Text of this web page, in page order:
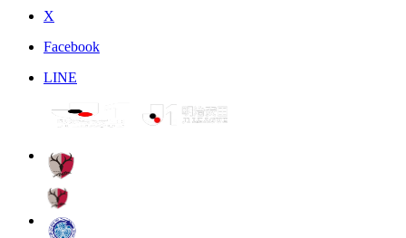
X
Facebook
LINE